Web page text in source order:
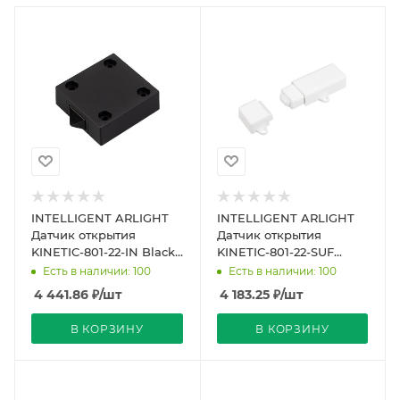
INTELLIGENT ARLIGHT
Датчик открытия
KINETIC-801-22-IN Black
(No battery, 433MHz)
(IARL, IP20 Пластик
Есть в наличии: 100
4 441.86 ₽/шт
В КОРЗИНУ
INTELLIGENT ARLIGHT
Датчик открытия
KINETIC-801-22-SUF
White (No battery,
433MHz) (IARL, IP20
Пласти
Есть в наличии: 100
4 183.25₽/шт
В КОРЗИНУ